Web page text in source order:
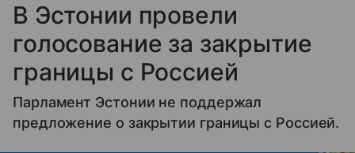
В Эстонии провели
голосование за закрытие
границы с Россией
Парламент Эстонии не поддержал
предложение о закрытии границы с Россией.